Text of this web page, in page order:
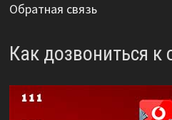
Обратная связь
Как дозвониться к